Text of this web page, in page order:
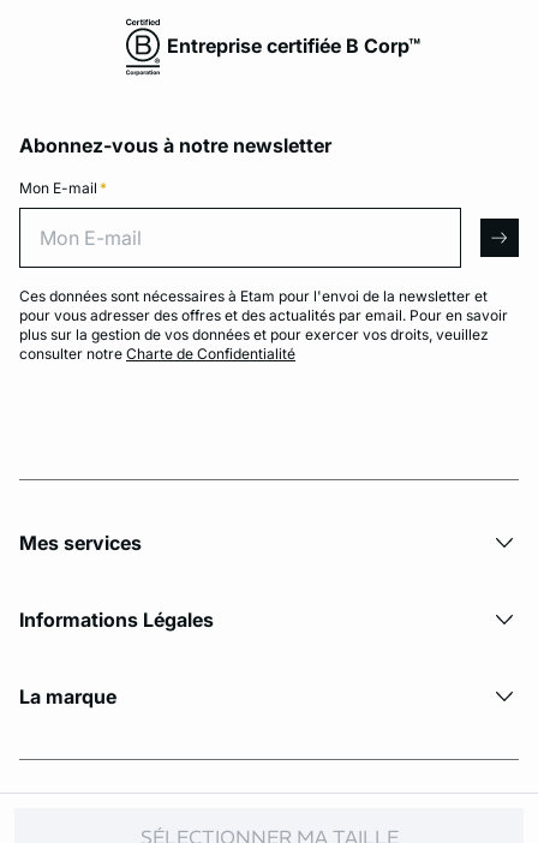
SÉLECTIONNER MA TAILLE
Entreprise certifiée B Corp™
Abonnez-vous à notre newsletter
Mon E-mail *
Ces données sont nécessaires à Etam pour l'envoi de la newsletter et
pour vous adresser des offres et des actualités par email. Pour en savoir
plus sur la gestion de vos données et pour exercer vos droits, veuillez
consulter notre Charte de Confidentialité
Mes services
Informations Légales
La marque